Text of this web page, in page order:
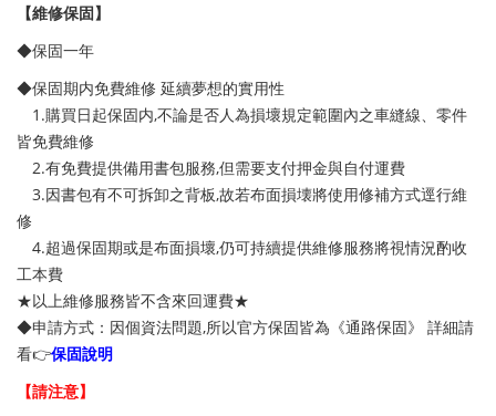
【維修保固】
◆保固一年
◆保固期内免費維修 延續夢想的實用性
1.購買日起保固内,不論是否人為損壞規定範圍內之車縫線、零件
皆免費維修
2.有免費提供備用書包服務,但需要支付押金與自付運費
3.因書包有不可拆卸之背板,故若布面損壊將使用修補方式逕行維
修
4.超過保固期或是布面損壞,仍可持續提供維修服務將視情況酌收
工本費
★以上維修服務皆不含來回運費★
◆申請方式：因個資法問題,所以官方保固皆為《通路保固》 詳細請
看👉保固說明
【請注意】